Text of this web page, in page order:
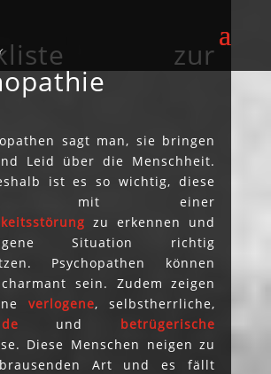
zur
sagt man, sie bringen
Leid über die Menschheit.
ist es so wichtig, diese
mit einer
zu erkennen und
Situation richtig
Psychopathen können
sein. Zudem zeigen
verlogene, selbstherrliche,
und betrügerische
Diese Menschen neigen zu
Art und es fällt